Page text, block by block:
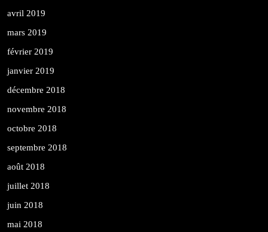
avril 2019
mars 2019
février 2019
janvier 2019
décembre 2018
novembre 2018
octobre 2018
septembre 2018
août 2018
juillet 2018
juin 2018
mai 2018